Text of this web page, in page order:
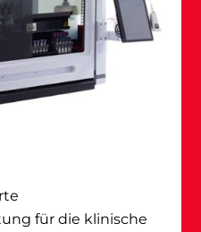
für die klinische